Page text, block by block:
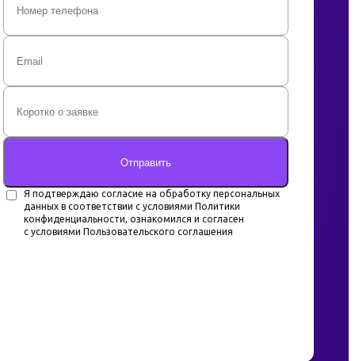
Отправить
Я подтверждаю согласие на обработку персональных
данных в соответствии с условиями Политики
конфиденциальности, ознакомился и согласен
с условиями Пользовательского соглашения